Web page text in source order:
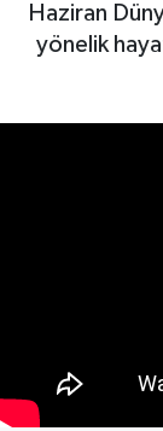
Haziran
yönelik
KEŞFET
Tüm
Son